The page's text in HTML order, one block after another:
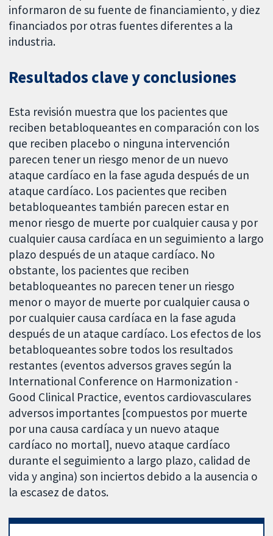
informaron de su fuente de financiamiento, y diez
financiados por otras fuentes diferentes a la
industria.
Resultados clave y conclusiones
Esta revisión muestra que los pacientes que
reciben betabloqueantes en comparación con los
que reciben placebo o ninguna intervención
parecen tener un riesgo menor de un nuevo
ataque cardíaco en la fase aguda después de un
ataque cardíaco. Los pacientes que reciben
betabloqueantes también parecen estar en
menor riesgo de muerte por cualquier causa y por
cualquier causa cardíaca en un seguimiento a largo
plazo después de un ataque cardíaco. No
obstante, los pacientes que reciben
betabloqueantes no parecen tener un riesgo
menor o mayor de muerte por cualquier causa o
por cualquier causa cardíaca en la fase aguda
después de un ataque cardíaco. Los efectos de los
betabloqueantes sobre todos los resultados
restantes (eventos adversos graves según la
International Conference on Harmonization -
Good Clinical Practice, eventos cardiovasculares
adversos importantes [compuestos por muerte
por una causa cardíaca y un nuevo ataque
cardíaco no mortal], nuevo ataque cardíaco
durante el seguimiento a largo plazo, calidad de
vida y angina) son inciertos debido a la ausencia o
la escasez de datos.